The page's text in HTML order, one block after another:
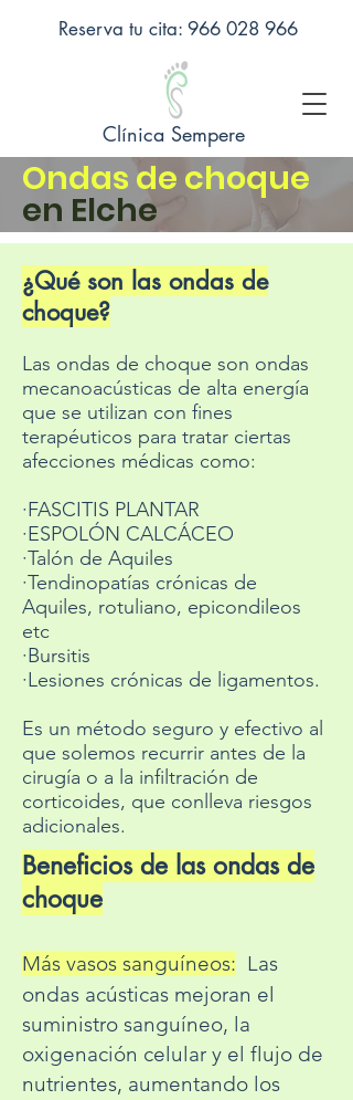
Clínica Sempere
Reserva tu cita: 966 028 966
Ondas de choque
en Elche
¿Qué son las ondas de
choque?
Las ondas de choque son ondas
mecanoacústicas de alta energía
que se utilizan con fines
terapéuticos para tratar ciertas
afecciones médicas como:
·FASCITIS PLANTAR
·ESPOLÓN CALCÁCEO
·Talón de Aquiles
·Tendinopatías crónicas de
Aquiles, rotuliano, epicondileos
etc
·Bursitis
·Lesiones crónicas de ligamentos.
Es un método seguro y efectivo al
que solemos recurrir antes de la
cirugía o a la infiltración de
corticoides, que conlleva riesgos
adicionales.​​
Beneficios de las ondas de
choque
Más vasos sanguíneos: Las
ondas acústicas mejoran el
suministro sanguíneo, la
oxigenación celular y el flujo de
nutrientes, aumentando los